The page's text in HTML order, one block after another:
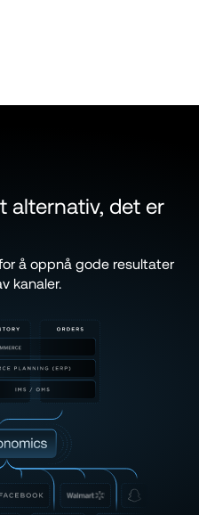
alternativ, det er
å oppnå gode resultater
kanaler.